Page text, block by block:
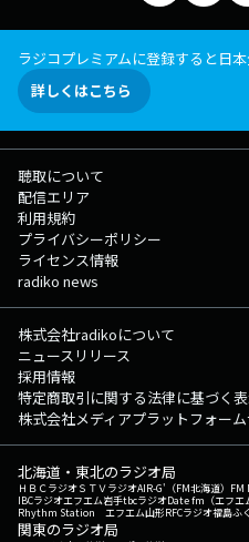
ラジコプレミアムに登録すると日
詳しくはこちら
聴取について
配信エリア
利用規約
プライバシーポリシー
ライセンス情報
radiko news
株式会社radikoについて
ニュースリリース
採用情報
特定商取引に関する法律に基づく
株式会社メディアプラットフォー
北海道・東北のラジオ局
ＨＢＣラジオＳＴＶラジオAIR-G'（FM北海道） FM
IBCラジオエフエム岩手tbcラジオDate fm（エフエ
Rhythm Station エフエム山形RFCラジオ福島ふ
関東のラジオ局